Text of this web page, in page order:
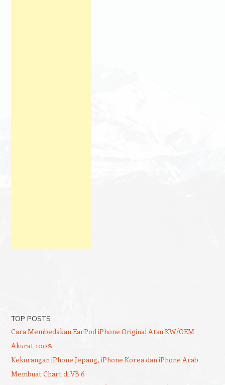
TOP POSTS
Cara Membedakan EarPod iPhone Original Atau KW/OEM
Akurat 100%
Kekurangan iPhone Jepang, iPhone Korea dan iPhone Arab
Membuat Chart di VB 6